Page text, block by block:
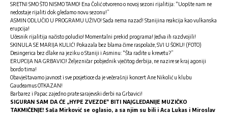
SRETNI SMO ŠTO NISMO TAMO! Ena Čolić otvoreno o novoj sezoni rijalitija: “Uopšte nam ne
nedostaje rijaliti dok gledamo novu sezonu!”
ASMIN ODLUČIO U PROGRAMU UŽIVO! Sada nema nazad! Stanijina reakcija kao vulkanska
erupcija!
Učesnik rijalitija načisto poludio! Momentalni prekid programa! Jedva ih razdvojili!
SKINULA SE MARIJA KULIĆ! Pokazala bez blama čime raspolaže, SVI U ŠOKU! (FOTO)
Desingerica bez dlake na jeziku o Staniji i Asminu: “Šta radite u krevetu?”
ERUPCIJA NA GRBAVICI! Željezničar pobjednik vječitog derbija, ne nazire se kraj agoniji
bordo tima!
Obavještavamo javnost i sve posjetioce da je večerašnji koncert Ane Nikolić u klubu
Gaudeamus OTKAZAN!
Barbarez i Papac zajedno prate sarajevski derbi na Grbavici!
SIGURAN SAM DA ĆE „HYPE ZVEZDE“ BITI NAJGLEDANIJE MUZIČKO
TAKMIČENJE! Saša Mirković se oglasio, a sa njim su bili i Aca Lukas i Miroslav